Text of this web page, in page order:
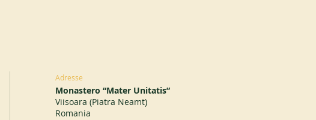
Adresse
Monastero “Mater Unitatis”
Viisoara (Piatra Neamt)
Romania